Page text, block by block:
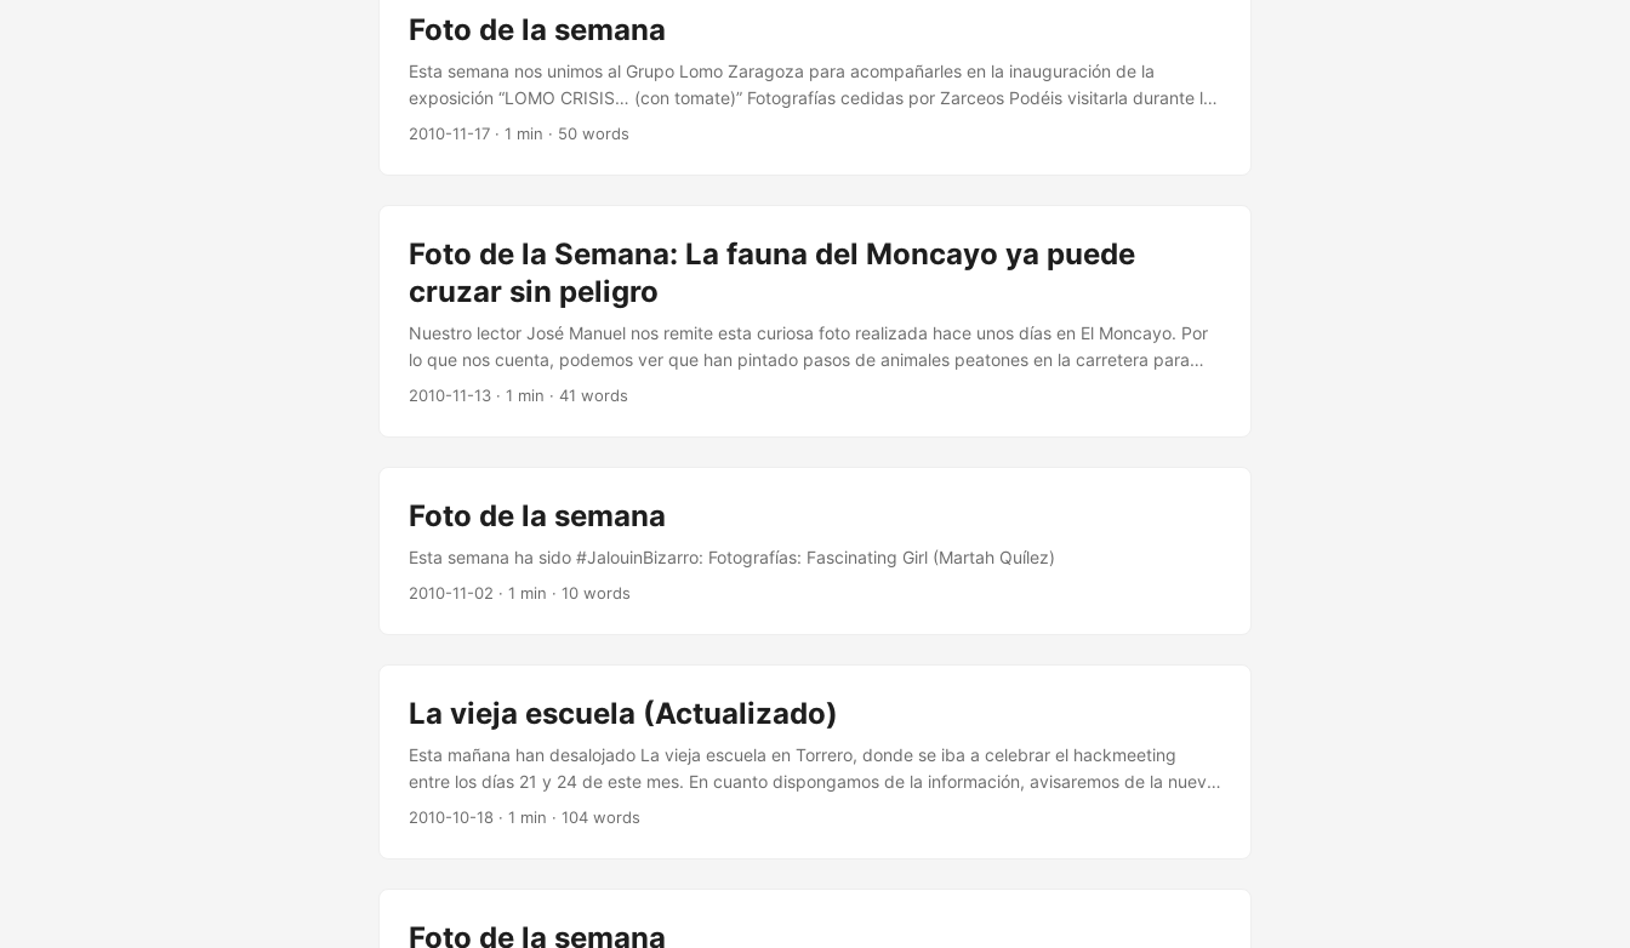
Foto de la semana
Esta semana nos unimos al Grupo Lomo Zaragoza para acompañarles en la inauguración de la
exposición “LOMO CRISIS… (con tomate)” Fotografías cedidas por Zarceos Podéis visitarla durante los
meses de noviembre y diciembre en “La bonita pared en blanco” de Zarceos, en la calle Palafox, 11:
2010-11-17 · 1 min · 50 words
Foto de la Semana: La fauna del Moncayo ya puede
cruzar sin peligro
Nuestro lector José Manuel nos remite esta curiosa foto realizada hace unos días en El Moncayo. Por
lo que nos cuenta, podemos ver que han pintado pasos de animales peatones en la carretera para
que los alegres animalitos crucen sin peligro.
2010-11-13 · 1 min · 41 words
Foto de la semana
Esta semana ha sido #JalouinBizarro: Fotografías: Fascinating Girl (Martah Quílez)
2010-11-02 · 1 min · 10 words
La vieja escuela (Actualizado)
Esta mañana han desalojado La vieja escuela en Torrero, donde se iba a celebrar el hackmeeting
entre los días 21 y 24 de este mes. En cuanto dispongamos de la información, avisaremos de la nueva
localización del evento, que de momento sigue planificado para las mismas fechas. En Nobleza
2010-10-18 · 1 min · 104 words
Foto de la semana